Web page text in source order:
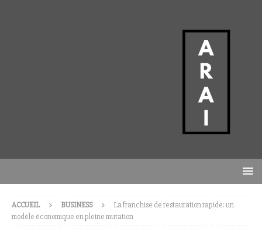
ACCUEIL BUSINESS
La franchise de restauration rapide: un
modèle économique en pleine mutation